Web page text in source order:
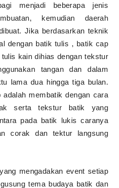
menjadi beberapa jenis
kemudian daerah
Jika berdasarkan teknik
dengan batik tulis , batik cap
kain dihias dengan tekstur
tangan dan dalam
lama dua hingga tiga bulan.
membatik dengan cara
serta tekstur batik yang
pada batik lukis caranya
corak dan tektur langsung
mengadakan event setiap
tema budaya batik dan